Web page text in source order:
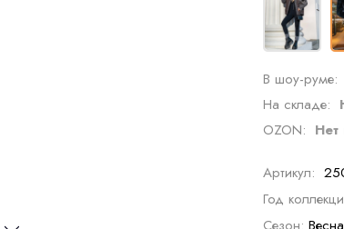
В шоу-руме:
На складе:
OZON: Нет
Артикул:
Год